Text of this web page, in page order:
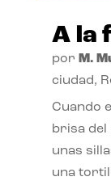
A la
por M.
ciudad,
Cuando
brisa del
unas
una